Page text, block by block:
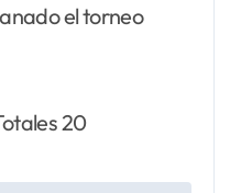
el torneo
20